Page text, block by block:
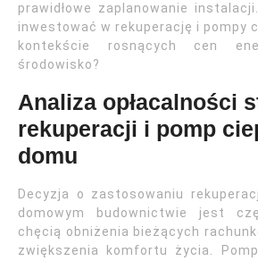
prawidłowe zaplanowanie
inwestować w rekuperację i pompy
kontekście rosnących cen
środowisko?
Analiza opłacalności
rekuperacji i pomp
domu
Decyzja o zastosowaniu
domowym budownictwie jest
chęcią obniżenia bieżących
zwiększenia komfortu życia.